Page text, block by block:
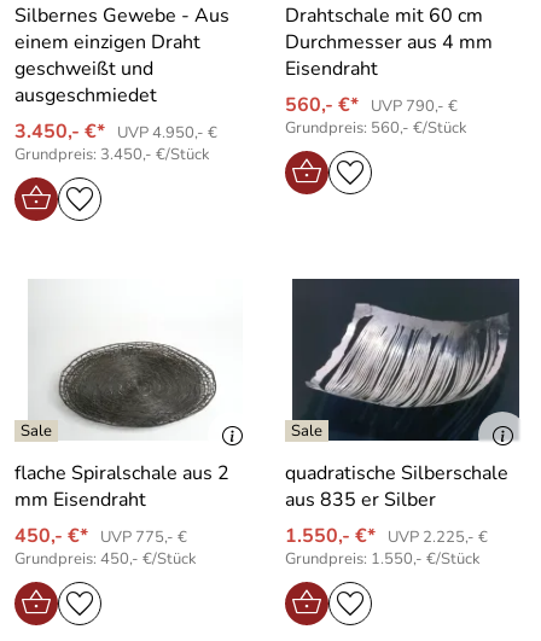
Silbernes Gewebe - Aus
einem einzigen Draht
geschweißt und
ausgeschmiedet
3.450,- €*
UVP 4.950,- €
Grundpreis: 3.450,- €/Stück
Drahtschale mit 60 cm
Durchmesser aus 4 mm
Eisendraht
560,- €*
UVP 790,- €
Grundpreis: 560,- €/Stück
flache Spiralschale aus 2
mm Eisendraht
450,- €*
UVP 775,- €
Grundpreis: 450,- €/Stück
quadratische Silberschale
aus 835 er Silber
1.550,- €*
UVP 2.225,- €
Grundpreis: 1.550,- €/Stück